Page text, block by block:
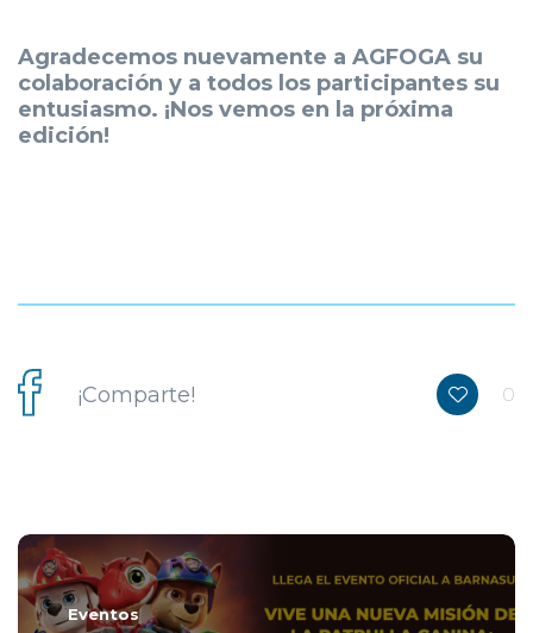
Agradecemos nuevamente a AGFOGA su
colaboración y a todos los participantes su
entusiasmo. ¡Nos vemos en la próxima
edición!
¡Comparte! 0
Eventos